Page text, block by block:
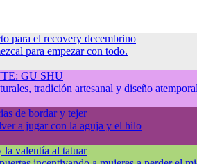
para el recovery decembrino
para empezar con todo.
GU SHU
tradición artesanal y diseño
de bordar y tejer
a jugar con la aguja y el hilo
la valentía al tatuar